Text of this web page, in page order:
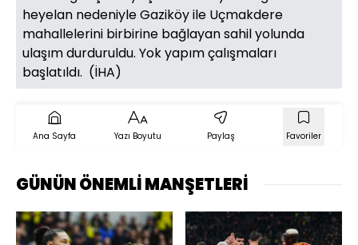
heyelan nedeniyle Gaziköy ile Uçmakdere
mahallelerini birbirine bağlayan sahil yolunda
ulaşım durduruldu. Yok yapım çalışmaları
başlatıldı. (İHA)
Ana Sayfa Yazı Boyutu Paylaş Favoriler
GÜNÜN ÖNEMLİ MANŞETLERİ